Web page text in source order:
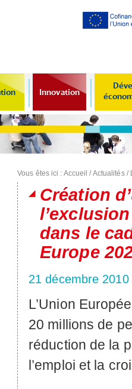
Innovation
Vous êtes ici : Accueil /Actualités/
Création
dans le
Europe
21 décembre 2010
L’Union
20 millions de
réduction de la
l’emploi et la